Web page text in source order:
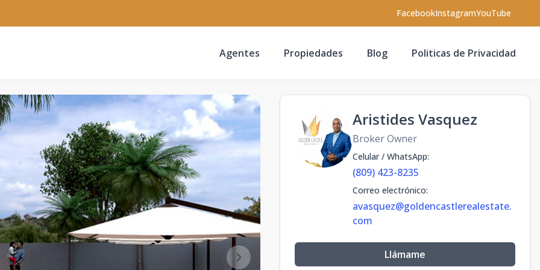
FacebookInstagramYouTube
Agentes Propiedades Blog Politicas de Privacidad
Aristides Vasquez
Broker Owner
Celular / WhatsApp:
(809) 423-8235
Correo electrónico:
avasquez@goldencastlerealestate.
com
Llámame